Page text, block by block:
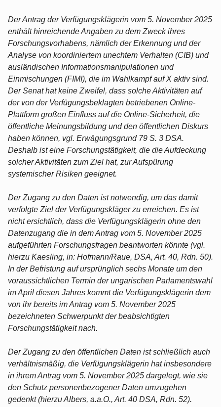
Der Antrag der Verfügungsklägerin vom 5. November 2025
enthält hinreichende Angaben zu dem Zweck ihres
Forschungsvorhabens, nämlich der Erkennung und der
Analyse von koordiniertem unechtem Verhalten (CIB) und
ausländischen Informationsmanipulationen und
Einmischungen (FIMI), die im Wahlkampf auf X aktiv sind.
Der Senat hat keine Zweifel, dass solche Aktivitäten auf
der von der Verfügungsbeklagten betriebenen Online-
Plattform großen Einfluss auf die Online-Sicherheit, die
öffentliche Meinungsbildung und den öffentlichen Diskurs
haben können, vgl. Erwägungsgrund 79 S. 3 DSA.
Deshalb ist eine Forschungstätigkeit, die die Aufdeckung
solcher Aktivitäten zum Ziel hat, zur Aufspürung
systemischer Risiken geeignet.
Der Zugang zu den Daten ist notwendig, um das damit
verfolgte Ziel der Verfügungskläger zu erreichen. Es ist
nicht ersichtlich, dass die Verfügungsklägerin ohne den
Datenzugang die in dem Antrag vom 5. November 2025
aufgeführten Forschungsfragen beantworten könnte (vgl.
hierzu Kaesling, in: Hofmann/Raue, DSA, Art. 40, Rdn. 50).
In der Befristung auf ursprünglich sechs Monate um den
voraussichtlichen Termin der ungarischen Parlamentswahl
im April diesen Jahres kommt die Verfügungsklägerin dem
von ihr bereits im Antrag vom 5. November 2025
bezeichneten Schwerpunkt der beabsichtigten
Forschungstätigkeit nach.
Der Zugang zu den öffentlichen Daten ist schließlich auch
verhältnismäßig, die Verfügungsklägerin hat insbesondere
in ihrem Antrag vom 5. November 2025 dargelegt, wie sie
den Schutz personenbezogener Daten umzugehen
gedenkt (hierzu Albers, a.a.O., Art. 40 DSA, Rdn. 52).